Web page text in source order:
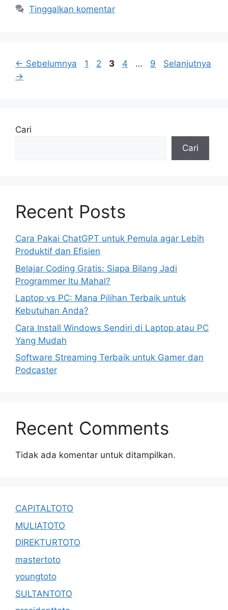
Tinggalkan komentar
← Sebelumnya Halaman
1 Halaman
2 Halaman
3 Halaman
4 … Halaman
9
Selanjutnya
→
Cari
Cari
Recent Posts
Cara Pakai ChatGPT untuk Pemula agar Lebih
Produktif dan Efisien
Belajar Coding Gratis: Siapa Bilang Jadi
Programmer Itu Mahal?
Laptop vs PC: Mana Pilihan Terbaik untuk
Kebutuhan Anda?
Cara Install Windows Sendiri di Laptop atau PC
Yang Mudah
Software Streaming Terbaik untuk Gamer dan
Podcaster
Recent Comments
Tidak ada komentar untuk ditampilkan.
CAPITALTOTO
MULIATOTO
DIREKTURTOTO
mastertoto
youngtoto
SULTANTOTO